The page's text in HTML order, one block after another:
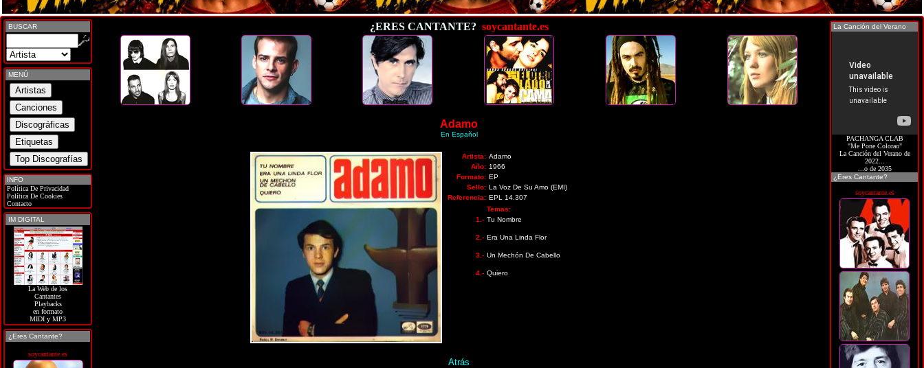
BUSCAR
MENÚ
INFO
Política De Privacidad
Política De Cookies
Contacto
IM DIGITAL
La Web de los
Cantantes
Playbacks
en formato
MIDI y MP3
¿Eres Cantante?
soycantante.es
¿ERES CANTANTE? soycantante.es
Adamo
En Español
Artista: Adamo
Año: 1966
Formato: EP
Sello: La Voz De Su Amo (EMI)
Referencia: EPL 14.307
Temas:
1.- Tu Nombre
2.- Era Una Linda Flor
3.- Un Mechón De Cabello
4.- Quiero
Atrás
La Canción del Verano
PACHANGA CLAB
"Me Pone Colorao"
La Canción del Verano de
2022...
...o de 2035
¿Eres Cantante?
soycantante.es